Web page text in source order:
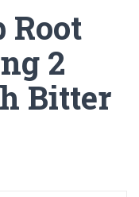
Root
2
Bitter